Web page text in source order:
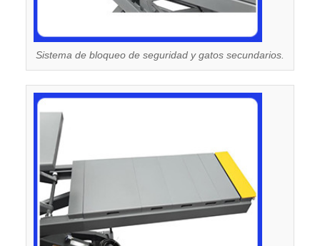
Sistema de bloqueo de seguridad y gatos secundarios.